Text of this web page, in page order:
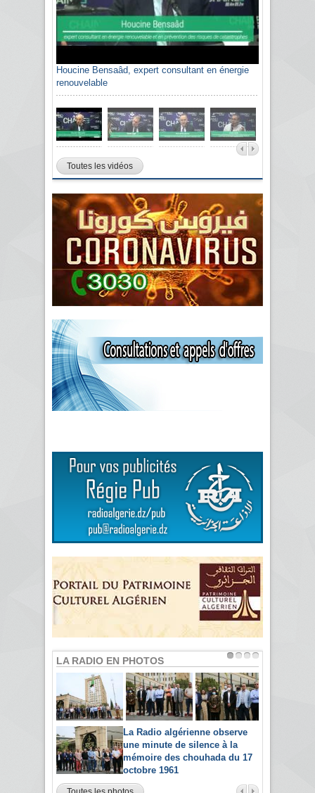
Houcine Bensaâd, expert consultant en énergie
renouvelable
Toutes les vidéos
LA RADIO EN PHOTOS
La Radio algérienne observe
une minute de silence à la
mémoire des chouhada du 17
octobre 1961